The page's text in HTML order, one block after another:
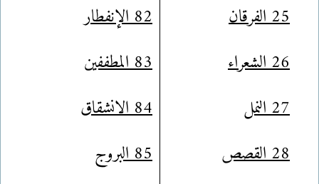
25 الفرقان
26 الشعراء
27 النمل
28 القصص
82 الإنفطار
83 المطففين
84 الانشقاق
85 البروج